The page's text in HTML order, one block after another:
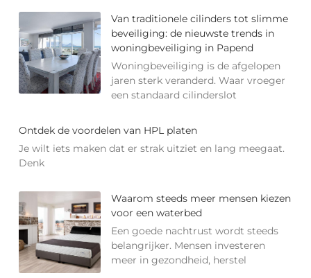
Van traditionele cilinders tot slimme
beveiliging: de nieuwste trends in
woningbeveiliging in Papend
Woningbeveiliging is de afgelopen
jaren sterk veranderd. Waar vroeger
een standaard cilinderslot
Ontdek de voordelen van HPL platen
Je wilt iets maken dat er strak uitziet en lang meegaat.
Denk
Waarom steeds meer mensen kiezen
voor een waterbed
Een goede nachtrust wordt steeds
belangrijker. Mensen investeren
meer in gezondheid, herstel